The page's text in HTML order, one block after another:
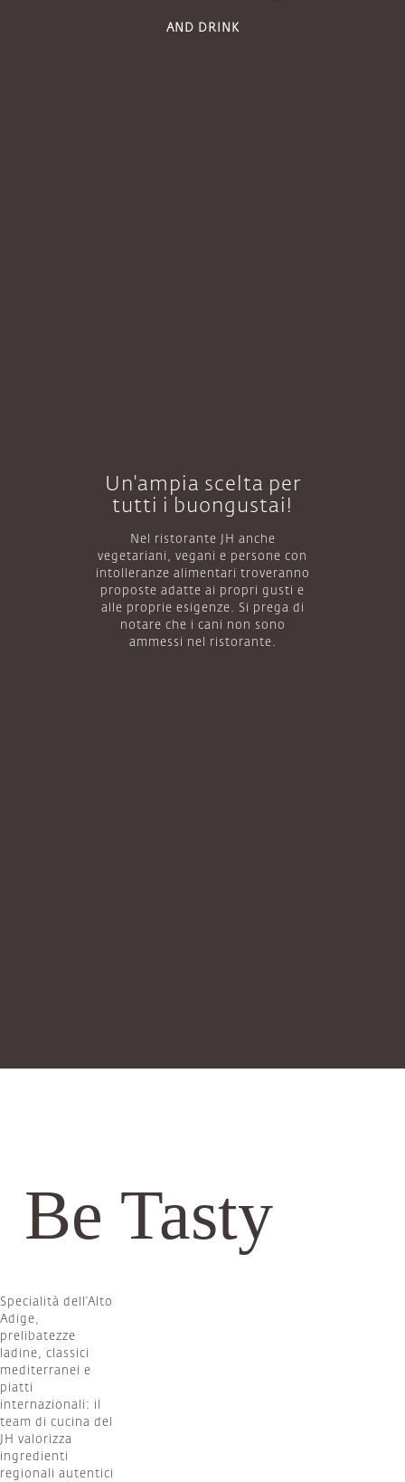
AND DRINK
Un'ampia scelta per
tutti i buongustai!
Nel ristorante JH anche
vegetariani, vegani e persone con
intolleranze alimentari troveranno
proposte adatte ai propri gusti e
alle proprie esigenze. Si prega di
notare che i cani non sono
ammessi nel ristorante.
Be Tasty
Specialità dell’Alto
Adige,
prelibatezze
ladine, classici
mediterranei e
piatti
internazionali: il
team di cucina del
JH valorizza
ingredienti
regionali autentici